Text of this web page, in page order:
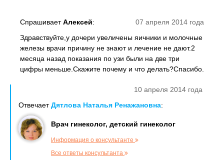
07 апреля 2014 года
СпрашиваетАлексей:
Здравствуйте,у дочери увеличены яичники и молочные
железы врачи причину не знают и лечение не дают.2
месяца назад показания по узи были на две три
цифры меньше.Скажите почему и что делать?Спасибо.
10 апреля 2014 года
ОтвечаетДятлова Наталья Ренажановна:
Врач гинеколог, детский гинеколог
Информация о консультанте
Все ответы консультанта